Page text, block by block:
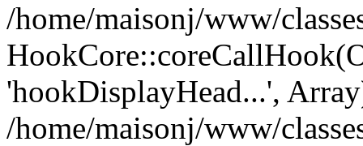
/home/maisonj/www/
'hookDisplayHead...',
/home/maisonj/www/